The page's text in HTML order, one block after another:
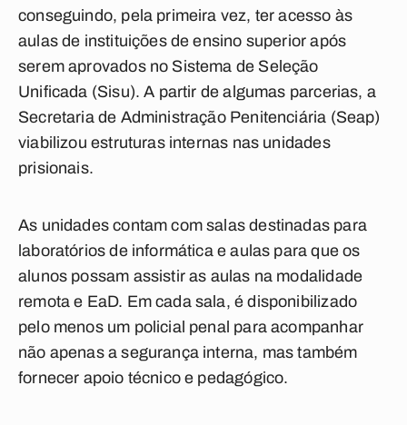
conseguindo, pela primeira vez, ter acesso às
aulas de instituições de ensino superior após
serem aprovados no Sistema de Seleção
Unificada (Sisu). A partir de algumas parcerias, a
Secretaria de Administração Penitenciária (Seap)
viabilizou estruturas internas nas unidades
prisionais.
As unidades contam com salas destinadas para
laboratórios de informática e aulas para que os
alunos possam assistir as aulas na modalidade
remota e EaD. Em cada sala, é disponibilizado
pelo menos um policial penal para acompanhar
não apenas a segurança interna, mas também
fornecer apoio técnico e pedagógico.